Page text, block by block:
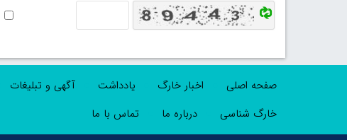
صفحه اصلی اخبار خارگ یادداشت آگهی و تبلیغات
خارگ شناسی
درباره ما تماس با ما